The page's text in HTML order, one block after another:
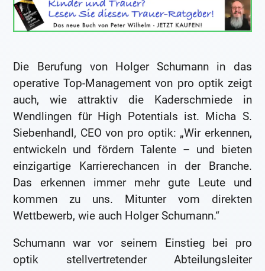
Die Berufung von Holger Schumann in das
operative Top-Management von pro optik zeigt
auch, wie attraktiv die Kaderschmiede in
Wendlingen für High Potentials ist. Micha S.
Siebenhandl, CEO von pro optik: „Wir erkennen,
entwickeln und fördern Talente – und bieten
einzigartige Karrierechancen in der Branche.
Das erkennen immer mehr gute Leute und
kommen zu uns. Mitunter vom direkten
Wettbewerb, wie auch Holger Schumann.“
Schumann war vor seinem Einstieg bei pro
optik stellvertretender Abteilungsleiter